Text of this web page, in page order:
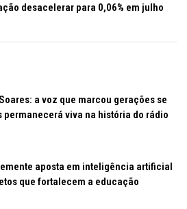
desacelerar para 0,06% em julho
a voz que marcou gerações se
permanecerá viva na história do rádio
aposta em inteligência artificial
que fortalecem a educação